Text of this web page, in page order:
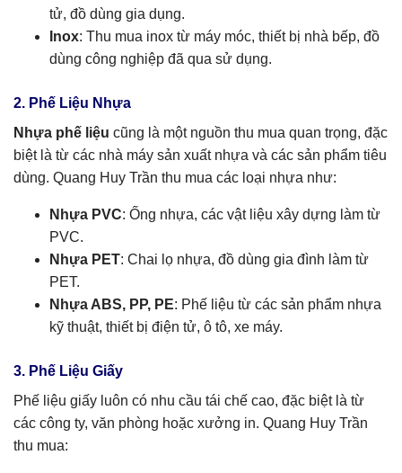
tử, đồ dùng gia dụng.
Inox: Thu mua inox từ máy móc, thiết bị nhà bếp, đồ
dùng công nghiệp đã qua sử dụng.
2. Phế Liệu Nhựa
Nhựa phế liệu cũng là một nguồn thu mua quan trọng, đặc
biệt là từ các nhà máy sản xuất nhựa và các sản phẩm tiêu
dùng. Quang Huy Trần thu mua các loại nhựa như:
Nhựa PVC: Ống nhựa, các vật liệu xây dựng làm từ
PVC.
Nhựa PET: Chai lọ nhựa, đồ dùng gia đình làm từ
PET.
Nhựa ABS, PP, PE: Phế liệu từ các sản phẩm nhựa
kỹ thuật, thiết bị điện tử, ô tô, xe máy.
3. Phế Liệu Giấy
Phế liệu giấy luôn có nhu cầu tái chế cao, đặc biệt là từ
các công ty, văn phòng hoặc xưởng in. Quang Huy Trần
thu mua: